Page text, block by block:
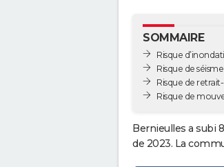
SOMMAIRE
Risque
Risque de séisme
Risque de
Risque de
Bernieulles a subi
de 2023. La